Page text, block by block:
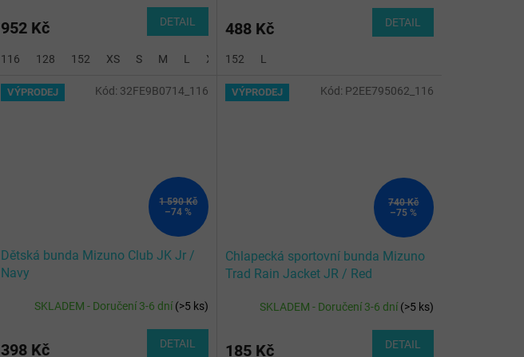
952 Kč DETAIL
116 128 152 XS S M L XL 2XL
488 Kč DETAIL
152 L
VÝPRODEJ
1 590 Kč
–74 %
Dětská bunda Mizuno Club JK Jr /
Navy
SKLADEM - Doručení 3-6 dní(>5 ks)
398 Kč DETAIL
Kód: 32FE9B0714_116 VÝPRODEJ
740 Kč
–75 %
Chlapecká sportovní bunda Mizuno
Trad Rain Jacket JR / Red
SKLADEM - Doručení 3-6 dní(>5 ks)
185 Kč DETAIL
Kód: P2EE795062_116